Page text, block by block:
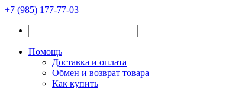
+7 (985) 177-77-03
Помощь
Доставка и оплата
Обмен и возврат товара
Как купить